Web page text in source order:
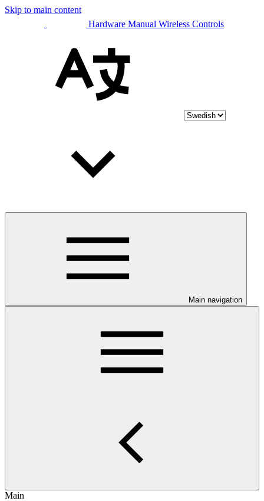
Skip to main content
Hardware Manual Wireless Controls
Main navigation
Main